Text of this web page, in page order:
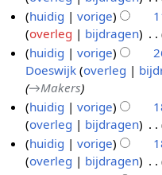
1
w
e
r
k
i
n
g
s
s
a
b
e
w
e
r
k
i
n
g
s
e
n
b
e
w
e
r
k
i
n
1
a
0
1
G
e
e
n
b
e
w
e
r
k
1
0
huidig vorige
overleg
bijdragen
G
e
e
n
b
e
w
m
huidig vorige
Doeswijk overleg
→Makers
8
huidig vorige
overleg
bijdragen
G
e
huidig vorige
overleg
bijdragen